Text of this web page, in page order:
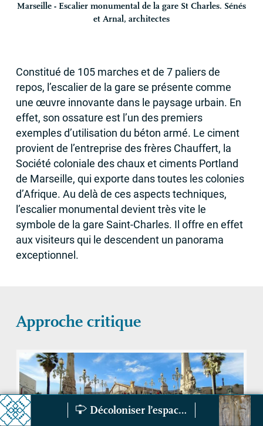
Marseille - Escalier monumental de la gare St Charles. Sénés
et Arnal, architectes
Constitué de 105 marches et de 7 paliers de
repos, l’escalier de la gare se présente comme
une œuvre innovante dans le paysage urbain. En
effet, son ossature est l’un des premiers
exemples d’utilisation du béton armé. Le ciment
provient de l’entreprise des frères Chauffert, la
Société coloniale des chaux et ciments Portland
de Marseille, qui exporte dans toutes les colonies
d’Afrique. Au delà de ces aspects techniques,
l’escalier monumental devient très vite le
symbole de la gare Saint-Charles. Il offre en effet
aux visiteurs qui le descendent un panorama
exceptionnel.
Approche critique
Décoloniser l’espace public et le patrimoine
Focus 1922 Le grand